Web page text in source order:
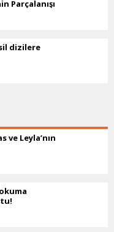
Parçalanışı
dizilere
ve Leyla’nın